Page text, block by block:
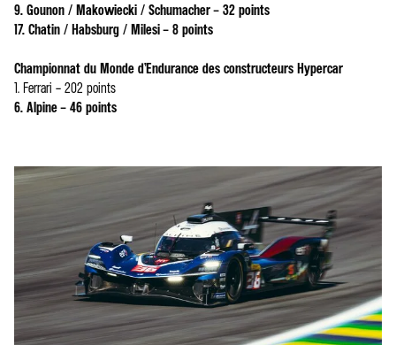
9. Gounon / Makowiecki / Schumacher – 32 points
17. Chatin / Habsburg / Milesi – 8 points
Championnat du Monde d’Endurance des constructeurs Hypercar
1. Ferrari – 202 points
6. Alpine – 46 points